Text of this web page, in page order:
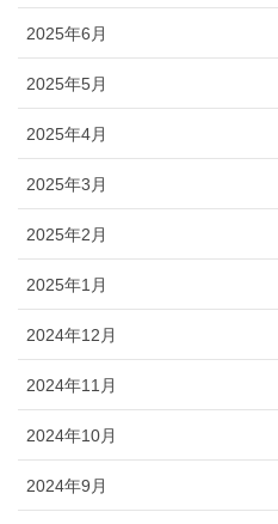
2025年6月
2025年5月
2025年4月
2025年3月
2025年2月
2025年1月
2024年12月
2024年11月
2024年10月
2024年9月